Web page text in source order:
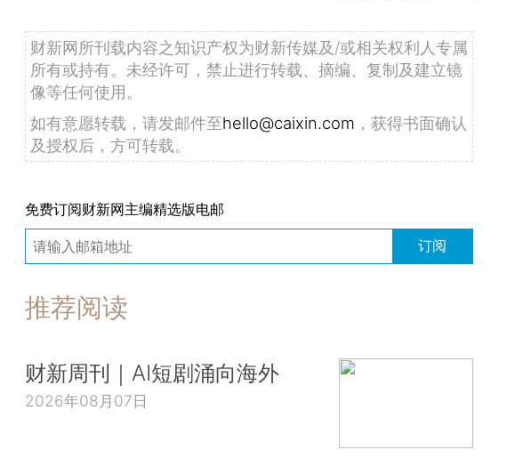
财新网所刊载内容之知识产权为财新传媒及/或相关权利人专属
所有或持有。未经许可，禁止进行转载、摘编、复制及建立镜
像等任何使用。
如有意愿转载，请发邮件至hello@caixin.com ，获得书面确认
及授权后，方可转载。
免费订阅财新网主编精选版电邮
订阅
推荐阅读
财新周刊｜AI短剧涌向海外
2026年08月07日